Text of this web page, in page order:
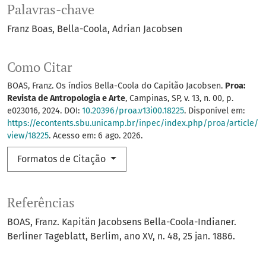
Palavras-chave
Franz Boas Bella-Coola Adrian Jacobsen
Como Citar
BOAS, Franz. Os índios Bella-Coola do Capitão Jacobsen. Proa:
Revista de Antropologia e Arte, Campinas, SP, v. 13, n. 00, p.
e023016, 2024. DOI: 10.20396/proa.v13i00.18225. Disponível em:
https://econtents.sbu.unicamp.br/inpec/index.php/proa/article/
view/18225. Acesso em: 6 ago. 2026.
Formatos de Citação
Referências
BOAS, Franz. Kapitän Jacobsens Bella-Coola-Indianer.
Berliner Tageblatt, Berlim, ano XV, n. 48, 25 jan. 1886.